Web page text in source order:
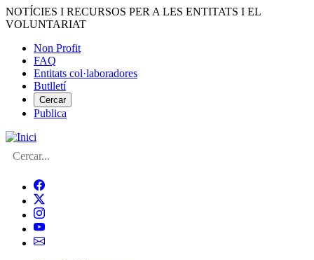
Vés
al
NOTÍCIES I RECURSOS PER A LES ENTITATS I EL
VOLUNTARIAT
Menú
del
compte
d'usuari
Non Profit
FAQ
Entitats col·laboradores
Butlletí
Cercar
Publica
Cerca